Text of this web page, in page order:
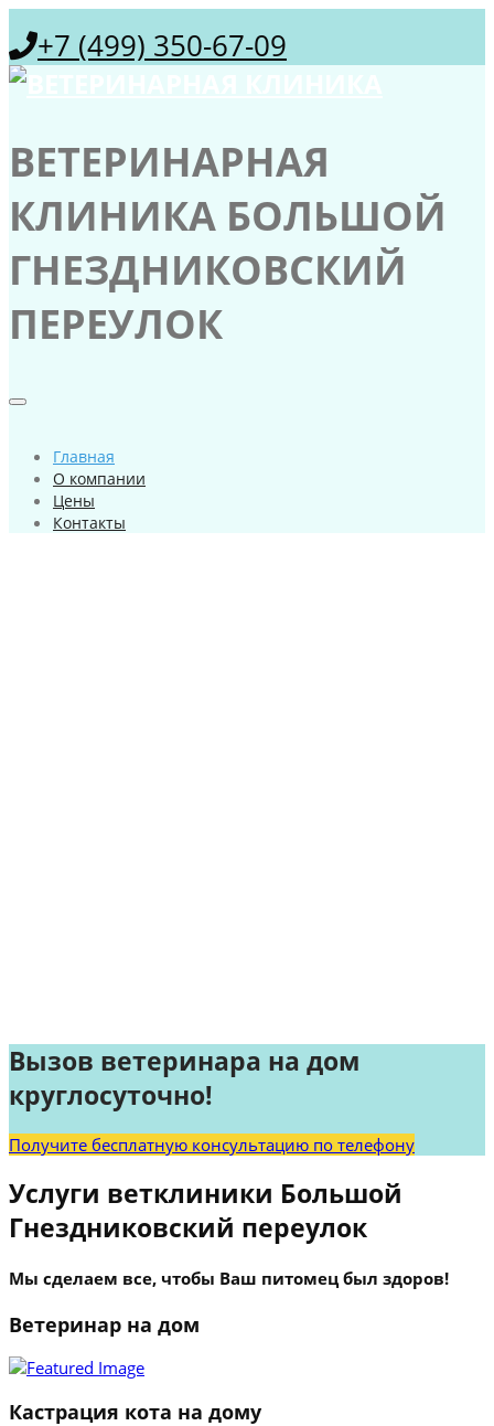
+7 (499) 350-67-09
ВЕТЕРИНАРНАЯ
КЛИНИКА БОЛЬШОЙ
ГНЕЗДНИКОВСКИЙ
ПЕРЕУЛОК
Главная
О компании
Цены
Контакты
Вызов ветеринара на дом
круглосуточно!
Получите бесплатную консультацию по телефону
Услуги ветклиники Большой
Гнездниковский переулок
Мы сделаем все, чтобы Ваш питомец был здоров!
Ветеринар на дом
Кастрация кота на дому